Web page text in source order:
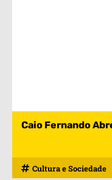
Caio Fernando
Cultura e Sociedade